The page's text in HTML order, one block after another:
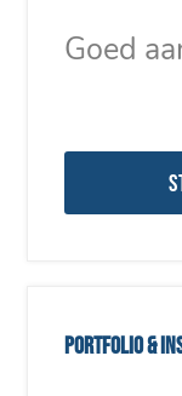
Goed
Portfolio &